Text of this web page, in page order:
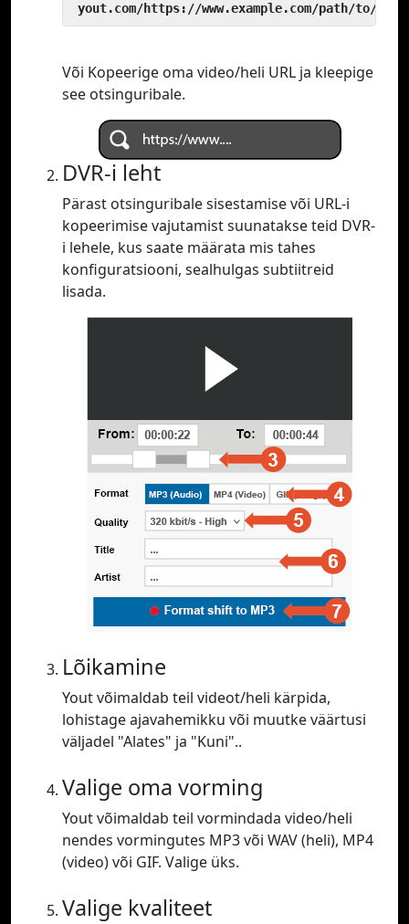
yout.com/https://www.example.com/path/to/
Või Kopeerige oma video/heli URL ja kleepige
see otsinguribale.
DVR-i leht
Pärast otsinguribale sisestamise või URL-i
kopeerimise vajutamist suunatakse teid DVR-
i lehele, kus saate määrata mis tahes
konfiguratsiooni, sealhulgas subtiitreid
lisada.
Lõikamine
Yout võimaldab teil videot/heli kärpida,
lohistage ajavahemikku või muutke väärtusi
väljadel "Alates" ja "Kuni"..
Valige oma vorming
Yout võimaldab teil vormindada video/heli
nendes vormingutes MP3 või WAV (heli), MP4
(video) või GIF. Valige üks.
Valige kvaliteet